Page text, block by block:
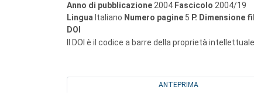
Anno di pubblicazione 2004 Fascicolo 2004/19
Lingua Italiano Numero pagine 5 P. Dimensione
DOI
Il DOI è il codice a barre della proprietà
ANTEPRIMA